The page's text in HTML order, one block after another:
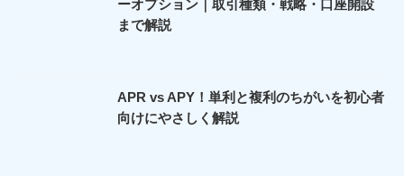
ーオプション｜取引種類・戦略・口座開設
まで解説
APR vs APY！単利と複利のちがいを初心者
向けにやさしく解説